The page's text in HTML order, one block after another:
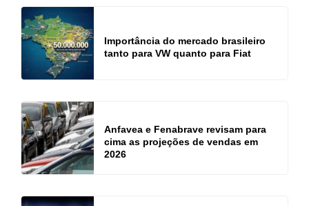
Importância do mercado brasileiro
tanto para VW quanto para Fiat
Anfavea e Fenabrave revisam para
cima as projeções de vendas em
2026